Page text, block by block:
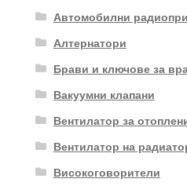
Автомобилни
Алтернатори
Брави и ключове за
Вакуумни клапани
Вентилатор за
Вентилатор на
Високоговорители